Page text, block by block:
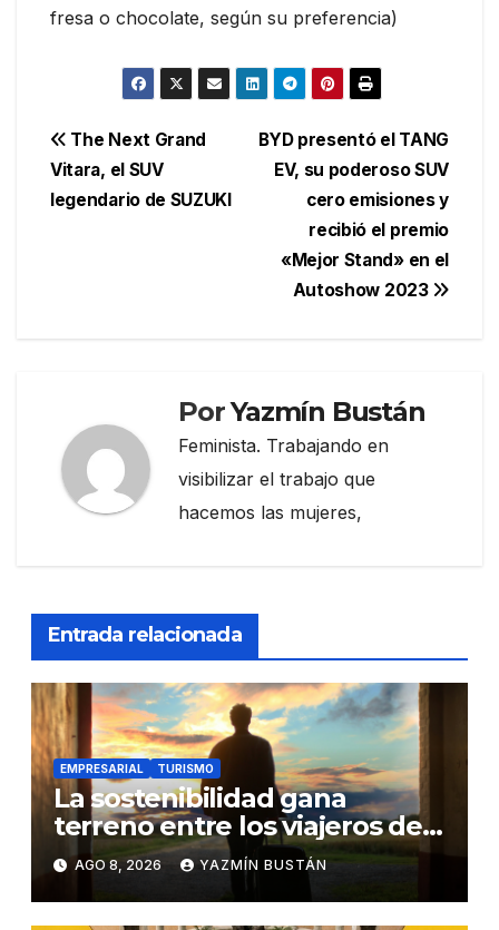
fresa o chocolate, según su preferencia)
Navegación
de
BYD presentó el TANG
EV, su poderoso SUV
cero emisiones y
recibió el premio
«Mejor Stand» en el
Autoshow 2023
The Next Grand
Vitara, el SUV
legendario de SUZUKI
PorYazmín Bustán
Feminista. Trabajando en
visibilizar el trabajo que
hacemos las mujeres,
Entrada relacionada
EMPRESARIAL TURISMO
La sostenibilidad gana
terreno entre los viajeros de
negocios
AGO 8, 2026 YAZMÍN BUSTÁN